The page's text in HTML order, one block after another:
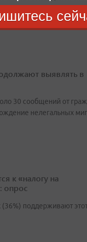
выявлять в
30 сообщений от
нелегальных
к «налогу на
опрос
поддерживают